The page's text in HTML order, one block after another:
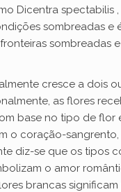
Dicentra spectabilis
sombreadas e
sombreadas
cresce a dois
as flores
base no tipo de flor
o coração-sangrento,
diz-se que os tipos
o amor
brancas significam